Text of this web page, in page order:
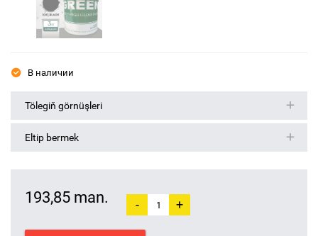
В наличии
Tölegiň görnüşleri
Eltip bermek
193,85 man. - +